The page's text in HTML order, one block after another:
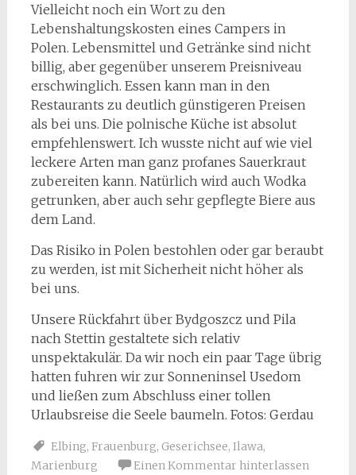
Vielleicht noch ein Wort zu den
Lebenshaltungskosten eines Campers in
Polen. Lebensmittel und Getränke sind nicht
billig, aber gegenüber unserem Preisniveau
erschwinglich. Essen kann man in den
Restaurants zu deutlich günstigeren Preisen
als bei uns. Die polnische Küche ist absolut
empfehlenswert. Ich wusste nicht auf wie viel
leckere Arten man ganz profanes Sauerkraut
zubereiten kann. Natürlich wird auch Wodka
getrunken, aber auch sehr gepflegte Biere aus
dem Land.
Das Risiko in Polen bestohlen oder gar beraubt
zu werden, ist mit Sicherheit nicht höher als
bei uns.
Unsere Rückfahrt über Bydgoszcz und Pila
nach Stettin gestaltete sich relativ
unspektakulär. Da wir noch ein paar Tage übrig
hatten fuhren wir zur Sonneninsel Usedom
und ließen zum Abschluss einer tollen
Urlaubsreise die Seele baumeln. Fotos: Gerdau
Elbing, Frauenburg, Geserichsee, Ilawa,
Marienburg
Einen Kommentar hinterlassen